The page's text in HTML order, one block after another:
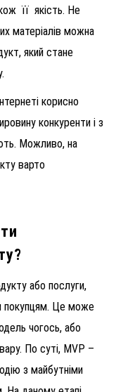
її якість. Не
матеріалів можна
який стане
корисно
конкуренти і з
Можливо, на
варто
або послуги,
покупцям. Це може
чогось, або
По суті, MVP –
з майбутніми